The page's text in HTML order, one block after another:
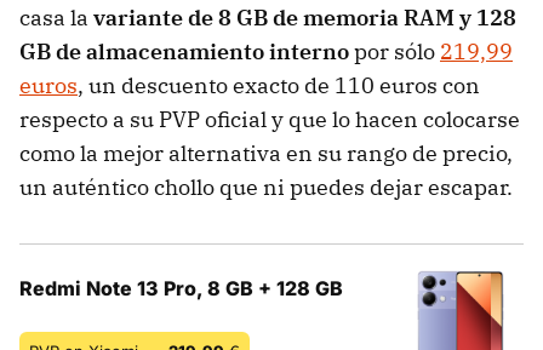
casa la variante de 8 GB de memoria RAM y 128
GB de almacenamiento internopor sólo 219,99
euros, un descuento exacto de 110 euros con
respecto a su PVP oficial y que lo hacen colocarse
como la mejor alternativa en su rango de precio,
un auténtico chollo que ni puedes dejar escapar.
Redmi Note 13 Pro, 8 GB + 128 GB